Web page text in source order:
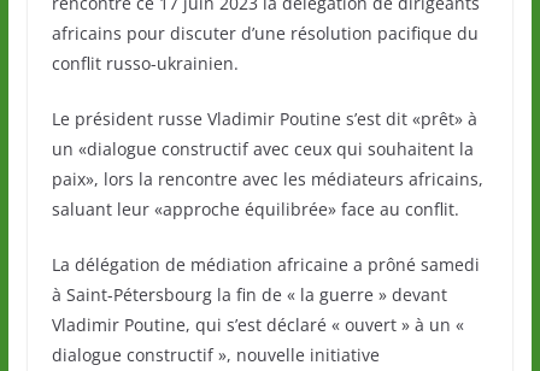
africains pour discuter d’une résolution pacifique du
conflit russo-ukrainien.
Le président russe Vladimir Poutine s’est dit «prêt» à
un «dialogue constructif avec ceux qui souhaitent la
paix», lors la rencontre avec les médiateurs africains,
saluant leur «approche équilibrée» face au conflit.
La délégation de médiation africaine a prôné samedi
à Saint-Pétersbourg la fin de « la guerre » devant
Vladimir Poutine, qui s’est déclaré « ouvert » à un «
dialogue constructif », nouvelle initiative